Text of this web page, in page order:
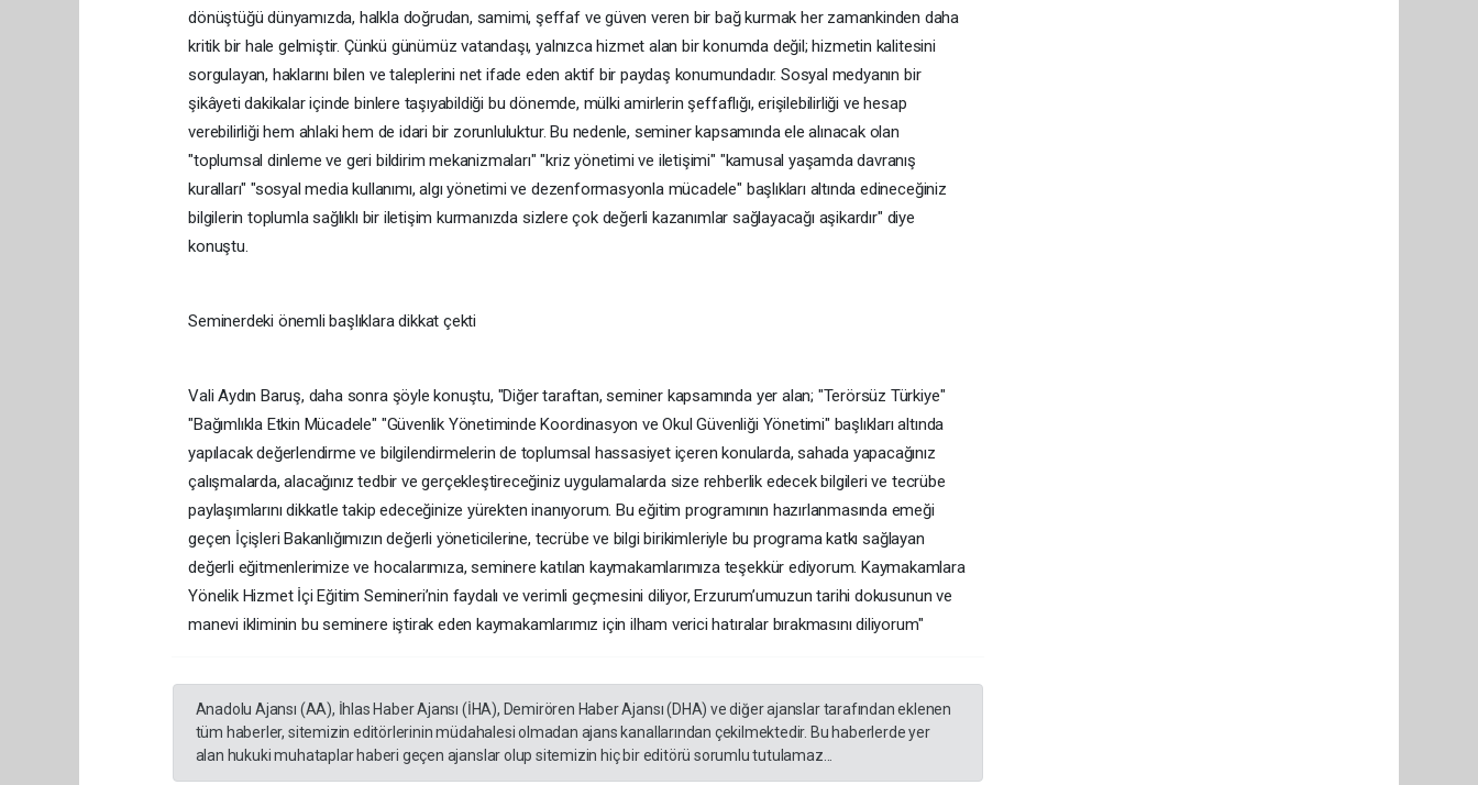
dönüştüğü dünyamızda, halkla doğrudan, samimi, şeffaf ve güven veren bir bağ kurmak her zamankinden daha
kritik bir hale gelmiştir. Çünkü günümüz vatandaşı, yalnızca hizmet alan bir konumda değil; hizmetin kalitesini
sorgulayan, haklarını bilen ve taleplerini net ifade eden aktif bir paydaş konumundadır. Sosyal medyanın bir
şikâyeti dakikalar içinde binlere taşıyabildiği bu dönemde, mülki amirlerin şeffaflığı, erişilebilirliği ve hesap
verebilirliği hem ahlaki hem de idari bir zorunluluktur. Bu nedenle, seminer kapsamında ele alınacak olan
"toplumsal dinleme ve geri bildirim mekanizmaları" "kriz yönetimi ve iletişimi" "kamusal yaşamda davranış
kuralları" "sosyal media kullanımı, algı yönetimi ve dezenformasyonla mücadele" başlıkları altında edineceğiniz
bilgilerin toplumla sağlıklı bir iletişim kurmanızda sizlere çok değerli kazanımlar sağlayacağı aşikardır" diye
konuştu.
Seminerdeki önemli başlıklara dikkat çekti
Vali Aydın Baruş, daha sonra şöyle konuştu, "Diğer taraftan, seminer kapsamında yer alan; "Terörsüz Türkiye"
"Bağımlıkla Etkin Mücadele" "Güvenlik Yönetiminde Koordinasyon ve Okul Güvenliği Yönetimi" başlıkları altında
yapılacak değerlendirme ve bilgilendirmelerin de toplumsal hassasiyet içeren konularda, sahada yapacağınız
çalışmalarda, alacağınız tedbir ve gerçekleştireceğiniz uygulamalarda size rehberlik edecek bilgileri ve tecrübe
paylaşımlarını dikkatle takip edeceğinize yürekten inanıyorum. Bu eğitim programının hazırlanmasında emeği
geçen İçişleri Bakanlığımızın değerli yöneticilerine, tecrübe ve bilgi birikimleriyle bu programa katkı sağlayan
değerli eğitmenlerimize ve hocalarımıza, seminere katılan kaymakamlarımıza teşekkür ediyorum. Kaymakamlara
Yönelik Hizmet İçi Eğitim Semineri’nin faydalı ve verimli geçmesini diliyor, Erzurum’umuzun tarihi dokusunun ve
manevi ikliminin bu seminere iştirak eden kaymakamlarımız için ilham verici hatıralar bırakmasını diliyorum"
Anadolu Ajansı (AA), İhlas Haber Ajansı (İHA), Demirören Haber Ajansı (DHA) ve diğer ajanslar tarafından eklenen
tüm haberler, sitemizin editörlerinin müdahalesi olmadan ajans kanallarından çekilmektedir. Bu haberlerde yer
alan hukuki muhataplar haberi geçen ajanslar olup sitemizin hiç bir editörü sorumlu tutulamaz...